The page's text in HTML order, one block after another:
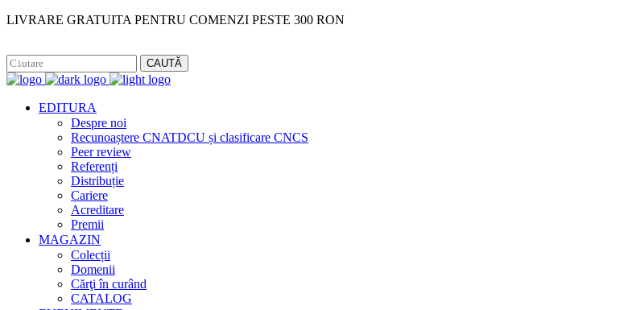
LIVRARE GRATUITA PENTRU COMENZI PESTE 300 RON
CAUTĂ
EDITURA
Despre noi
Recunoaștere CNATDCU și clasificare CNCS
Peer review
Referenți
Distribuție
Cariere
Acreditare
Premii
MAGAZIN
Colecții
Domenii
Cărţi în curând
CATALOG